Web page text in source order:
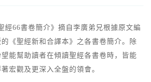
經66書卷簡介》摘自李廣弟兄根據原文編
《聖經新和合譯本》之各書卷簡介。除
能幫助讀者在傾讀聖經各書卷時，皆能
宏觀及更深入全盤的領會。